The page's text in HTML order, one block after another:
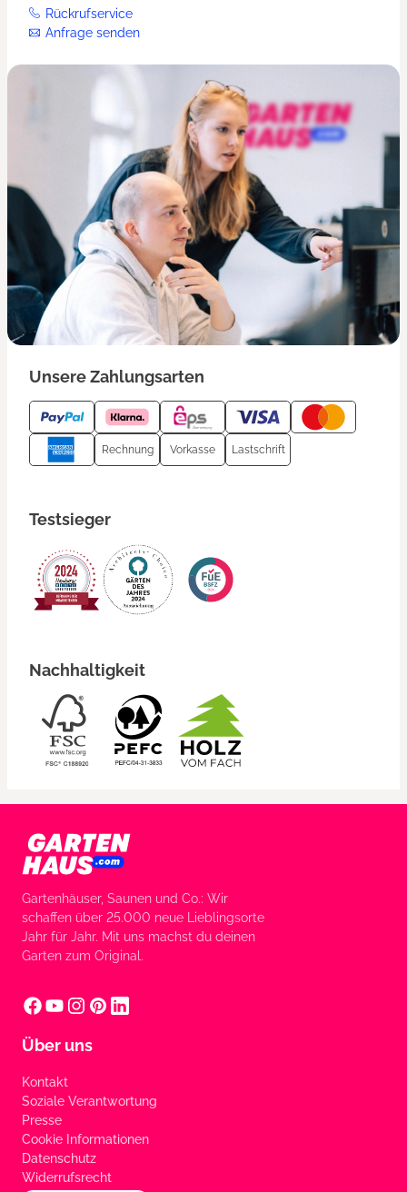
Rückrufservice
Anfrage senden
Unsere Zahlungsarten
Rechnung Vorkasse Lastschrift
Testsieger
Nachhaltigkeit
Gartenhäuser, Saunen und Co.: Wir
schaffen über 25.000 neue Lieblingsorte
Jahr für Jahr. Mit uns machst du deinen
Garten zum Original.
Über uns
Kontakt
Soziale Verantwortung
Presse
Cookie Informationen
Datenschutz
Widerrufsrecht